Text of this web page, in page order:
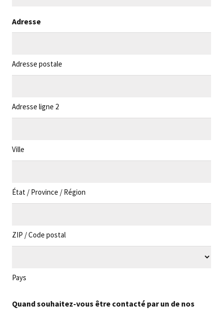
Adresse
Adresse postale
Adresse ligne 2
Ville
État / Province / Région
ZIP / Code postal
Pays
Quand souhaitez-vous être contacté par un de nos